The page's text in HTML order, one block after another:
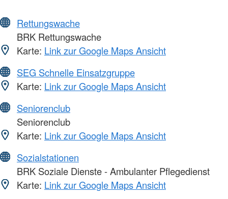
Rettungswache
BRK Rettungswache
Karte: Link zur Google Maps Ansicht
SEG Schnelle Einsatzgruppe
Karte: Link zur Google Maps Ansicht
Seniorenclub
Seniorenclub
Karte: Link zur Google Maps Ansicht
Sozialstationen
BRK Soziale Dienste - Ambulanter Pflegedienst
Karte: Link zur Google Maps Ansicht